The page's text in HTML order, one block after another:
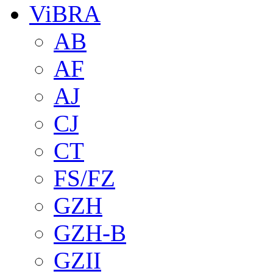
ViBRA
AB
AF
AJ
CJ
CT
FS/FZ
GZH
GZH-B
GZII